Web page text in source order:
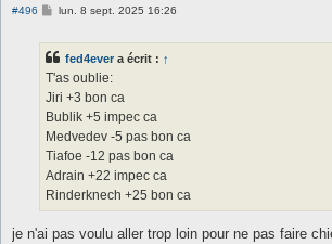
#496
M
a
g
lun. 8 sept. 2025 16:26
fed4ever a écrit : ↑
T'as oublie:
Jiri +3 bon ca
Bublik +5 impec ca
Medvedev -5 pas bon ca
Tiafoe -12 pas bon ca
Adrain +22 impec ca
Rinderknech +25 bon ca
je n'ai pas voulu aller trop loin pour ne pas faire